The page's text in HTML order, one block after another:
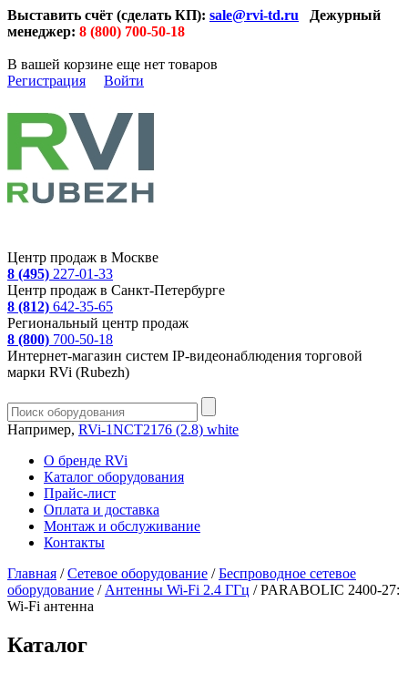
Выставить счёт (сделать КП): sale@rvi-td.ru
Дежурный
менеджер: 8 (800) 700-50-18
В вашей корзине еще нет товаров
Регистрация
Войти
Центр продаж в Москве
8 (495) 227-01-33
Центр продаж в Санкт-Петербурге
8 (812) 642-35-65
Региональный центр продаж
8 (800) 700-50-18
Интернет-магазин систем IP-видеонаблюдения торговой
марки RVi (Rubezh)
Например, RVi-1NCT2176 (2.8) white
О бренде RVi
Каталог оборудования
Прайс-лист
Оплата и доставка
Монтаж и обслуживание
Контакты
Главная /Сетевое оборудование /Беспроводное сетевое
оборудование / Антенны Wi-Fi 2.4 ГГц /PARABOLIC 2400-27:
Wi-Fi антенна
Каталог